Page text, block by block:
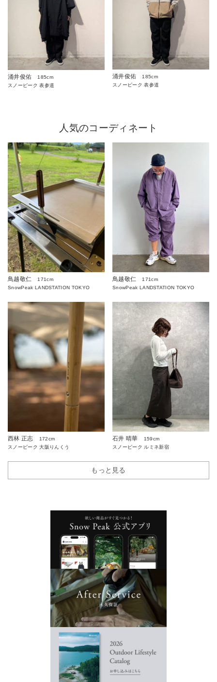
涌井俊佑
185cm
スノーピーク 表参道
涌井俊佑
185cm
スノーピーク 表参道
人気のコーディネート
鳥越敬仁
171cm
SnowPeak LANDSTATION TOKYO
鳥越敬仁
171cm
SnowPeak LANDSTATION TOKYO
西林 正志
172cm
スノーピーク 大阪りんくう
石井 晴華
159cm
スノーピーク ルミネ新宿
もっと見る